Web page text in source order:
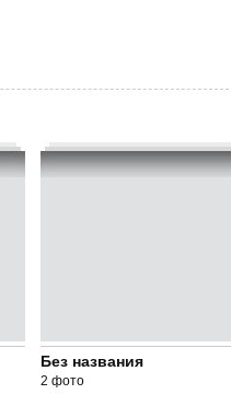
Без названия
2 фото